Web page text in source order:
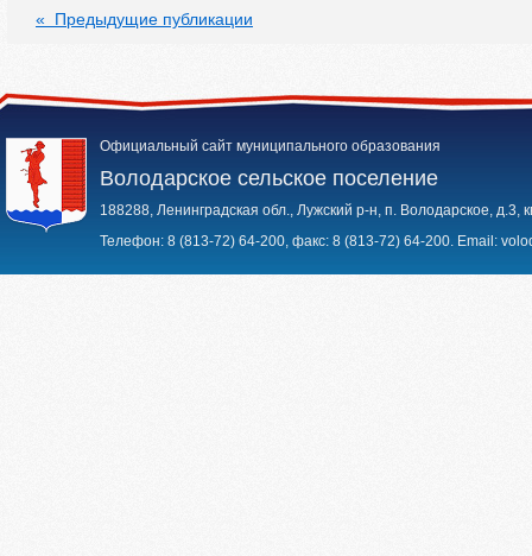
« Предыдущие публикации
Официальный сайт муниципального образования
Володарское сельское поселение
188288, Ленинградская обл., Лужский р-н, п. Володарское, д.3,
Телефон: 8 (813-72) 64-200, факс: 8 (813-72) 64-200. Email: